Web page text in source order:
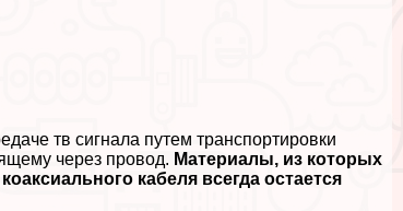
тв сигнала путем трaнcпортировки
через провод. Материалы, из которых
кабеля всегда остается